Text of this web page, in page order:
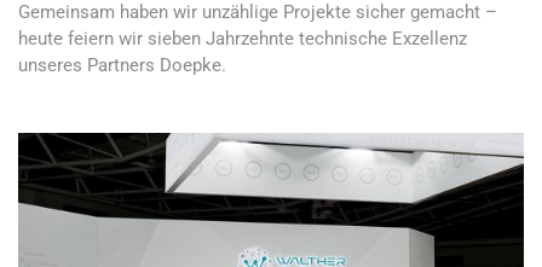
Gemeinsam haben wir unzählige Projekte sicher gemacht –
heute feiern wir sieben Jahrzehnte technische Exzellenz
unseres Partners Doepke.